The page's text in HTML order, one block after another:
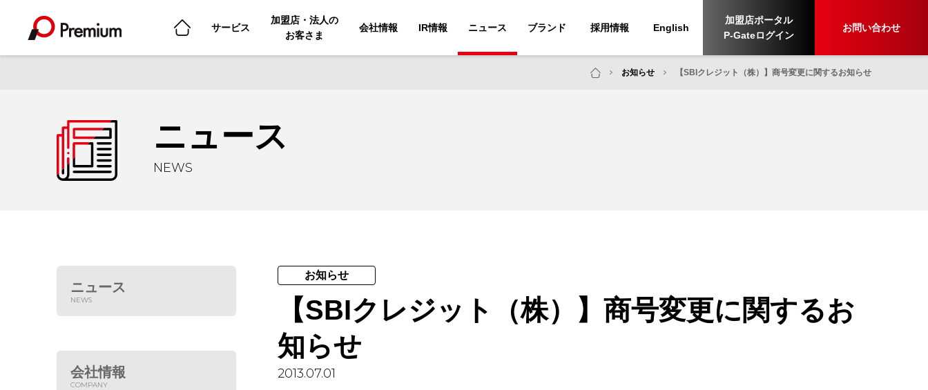
サービス
加盟店・法人の
お客さま
会社情報 IR情報 ニュース ブランド 採用情報 English
加盟店ポータル
P-Gateログイン
お問い合わせ
お知らせ 【SBIクレジット（株）】商号変更に関するお知らせ
ニュース
NEWS
ニュース
NEWS
会社情報
COMPANY
お知らせ
【SBIクレジット（株）】商号変更に関するお
知らせ
2013.07.01